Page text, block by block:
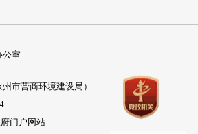
公室
市营商环境建设局）
门户网站